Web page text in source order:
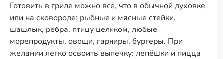
Готовить в гриле можно всё, что в обычной духовке
или на сковороде: рыбные и мясные стейки,
шашлык, рёбра, птицу целиком, любые
морепродукты, овощи, гарниры, бургеры. При
желании легко освоить выпечку: лепёшки и пицца